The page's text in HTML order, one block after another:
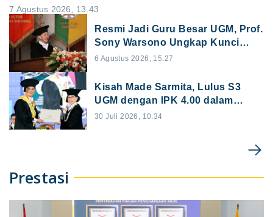
Pelayanan Kesehatan Rehabilitasi
7 Agustus 2026, 13.43
Resmi Jadi Guru Besar UGM, Prof.
Sony Warsono Ungkap Kunci
Pengembangan Akuntansi Era
6 Agustus 2026, 15.27
Kisah Made Sarmita, Lulus S3
UGM dengan IPK 4.00 dalam
Waktu 2 Tahun 10 Bulan
30 Juli 2026, 10.34
Prestasi